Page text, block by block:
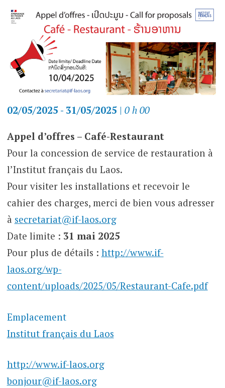
02/05/2025 - 31/05/2025 | 0 h 00
Appel d’offres – Café-Restaurant
Pour la concession de service de restauration à
l’Institut français du Laos.
Pour visiter les installations et recevoir le
cahier des charges, merci de bien vous adresser
à secretariat@if-laos.org
Date limite : 31 mai 2025
Pour plus de détails : http://www.if-
laos.org/wp-
content/uploads/2025/05/Restaurant-Cafe.pdf
Emplacement
Institut français du Laos
http://www.if-laos.org
bonjour@if-laos.org